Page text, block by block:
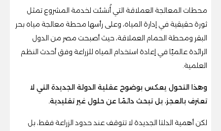
محطات المعالجة العملاقة التي أُنشئت لخدمة المشروع تمثل
ثورة حقيقية في إدارة المياه، وعلى رأسها محطة معالجة مياه بحر
البقر ومحطة الحمام العملاقة، حيث أصبحت مصر من الدول
الرائدة عالميًا في إعادة استخدام المياه للزراعة وفق أحدث النظم
العلمية.
وهذا التحول يعكس بوضوح عقلية الدولة الجديدة التي لا
تعترف بالعجز، بل تبحث دائمًا عن حلول غير تقليدية.
لكن أهمية الدلتا الجديدة لا تتوقف عند حدود الزراعة فقط، بل